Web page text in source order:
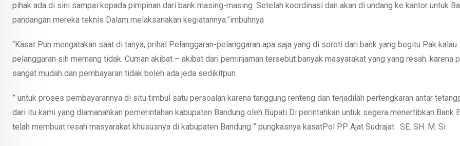
pihak ada di sini sampai kepada pimpinan dari bank masing-masing. Setelah koordinasi dan akan di undang ke kantor untuk
pandangan mereka teknis Dalam melaksanakan kegiatannya.”imbuhnya
“Kasat Pun mengatakan saat di tanya, prihal Pelanggaran-pelanggaran apa saja yang di soroti dari bank yang begitu Pak kalau
pelanggaran sih memang tidak. Cuman akibat – akibat dari peminjaman tersebut banyak masyarakat yang yang resah. karena
sangat mudah dan pembayaran tidak boleh ada jeda sedikitpun.
” untuk proses pembayarannya di situ timbul satu persoalan karena tanggung renteng dan terjadilah pertengkaran antar
dari itu kami yang diamanahkan pemerintahan kabupaten Bandung oleh Bupati Di perintahkan untuk segera menertibkan Bank
telah membuat resah masyarakat khususnya di kabupaten Bandung ” pungkasnya kasatPol PP Ajat Sudrajat . SE. SH. M. Si